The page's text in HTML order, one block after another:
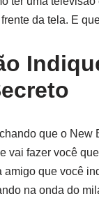
da tela. E
que o New
vai fazer você
amigo que você
na onda do